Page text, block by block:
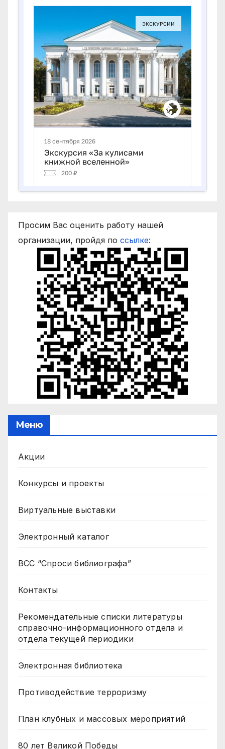
Просим Вас оценить работу нашей
организации, пройдя по ссылке:
Меню
Акции
Конкурсы и проекты
Виртуальные выставки
Электронный каталог
ВСС “Спроси библиографа”
Контакты
Рекомендательные списки литературы
справочно-информационного отдела и
отдела текущей периодики
Электронная библиотека
Противодействие терроризму
План клубных и массовых мероприятий
80 лет Великой Победы